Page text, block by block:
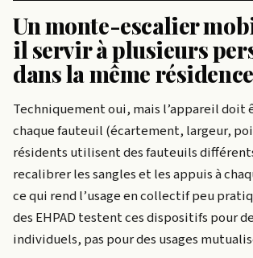
Un monte-escalier
il servir à plusieurs
dans la même
Techniquement oui, mais l’appareil doit
chaque fauteuil (écartement, largeur,
résidents utilisent des fauteuils
recalibrer les sangles et les appuis à
ce qui rend l’usage en collectif peu
des EHPAD testent ces dispositifs pour
individuels, pas pour des usages